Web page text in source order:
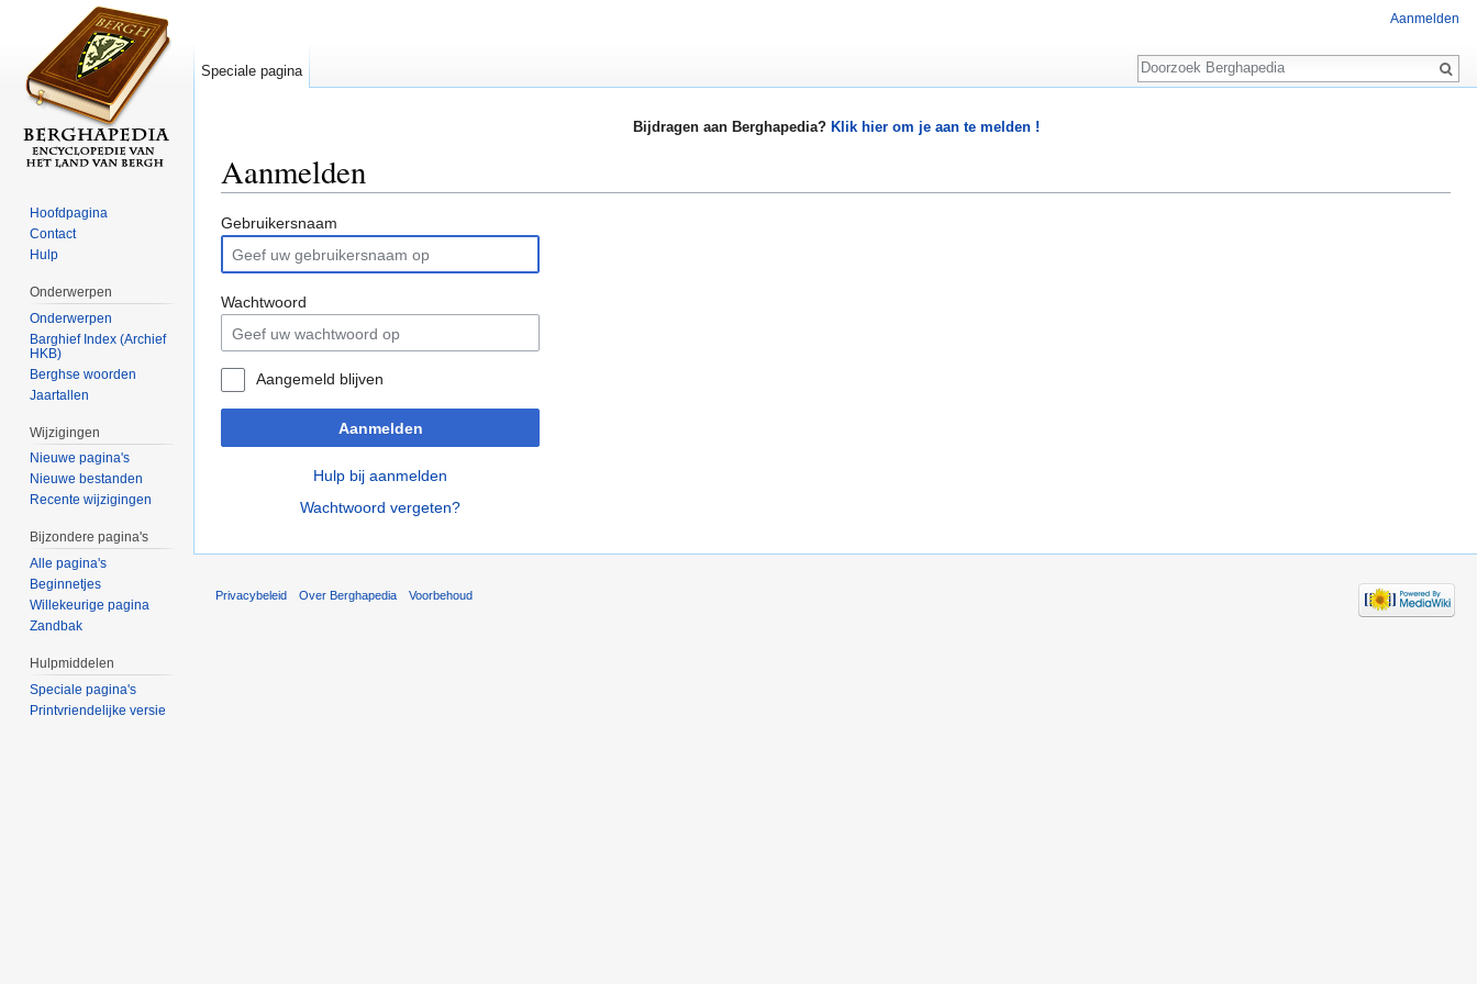
Bijdragen aan Berghapedia? Klik hier om je aan te melden !
Aanmelden
Gebruikersnaam
Wachtwoord
Aangemeld blijven
Aanmelden
Hulp bij aanmelden
Wachtwoord vergeten?
Aanmelden
Speciale pagina
Zoeken
Hoofdpagina
Contact
Hulp
Onderwerpen
Onderwerpen
Barghief Index (Archief
HKB)
Berghse woorden
Jaartallen
Wijzigingen
Nieuwe pagina's
Nieuwe bestanden
Recente wijzigingen
Bijzondere pagina's
Alle pagina's
Beginnetjes
Willekeurige pagina
Zandbak
Hulpmiddelen
Speciale pagina's
Printvriendelijke versie
Privacybeleid Over Berghapedia Voorbehoud